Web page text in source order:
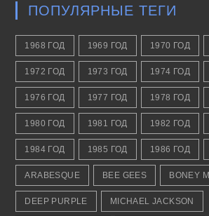
ПОПУЛЯРНЫЕ ТЕГИ
1968 ГОД 1969 ГОД 1970 ГОД
1972 ГОД 1973 ГОД 1974 ГОД
1976 ГОД 1977 ГОД 1978 ГОД
1980 ГОД 1981 ГОД 1982 ГОД
1984 ГОД 1985 ГОД 1986 ГОД
ARABESQUE BEE GEES BONEY M
DEEP PURPLE MICHAEL JACKSON